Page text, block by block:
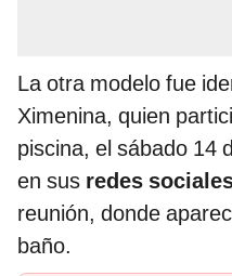
La otra modelo fue
Ximenina, quien
piscina, el sábado 14
en sus redes
reunión, donde
baño.